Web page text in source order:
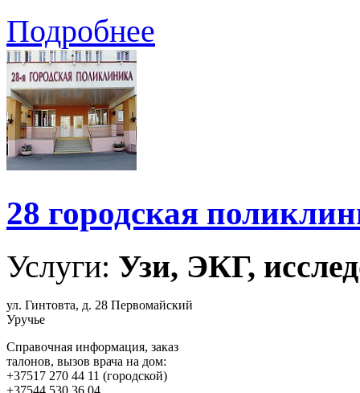
Подробнее
28 городская
Услуги: Узи, ЭКГ,
ул. Гинтовта, д. 28 Первомайский
Уручье
Справочная информация, заказ
талонов, вызов врача на дом:
+37517 270 44 11 (городской)
+37544 530 36 04